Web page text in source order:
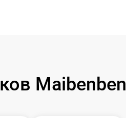
Maibenben